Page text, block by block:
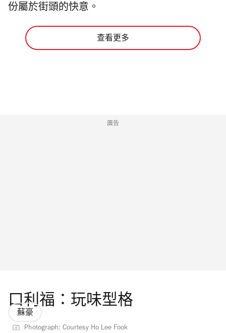
份屬於街頭的快意。
查看更多
廣告
口利福：玩味型格
蘇豪
Photograph: Courtesy Ho Lee Fook